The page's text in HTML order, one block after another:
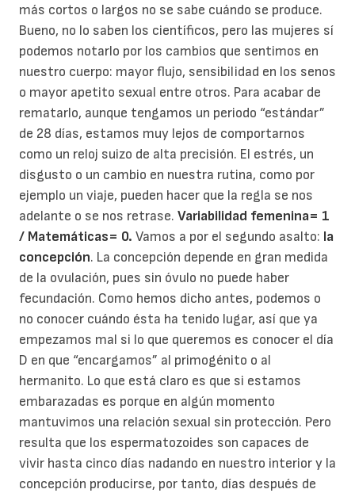
más cortos o largos no se sabe cuándo se produce.
Bueno, no lo saben los científicos, pero las mujeres sí
podemos notarlo por los cambios que sentimos en
nuestro cuerpo: mayor flujo, sensibilidad en los senos
o mayor apetito sexual entre otros. Para acabar de
rematarlo, aunque tengamos un periodo “estándar”
de 28 días, estamos muy lejos de comportarnos
como un reloj suizo de alta precisión. El estrés, un
disgusto o un cambio en nuestra rutina, como por
ejemplo un viaje, pueden hacer que la regla se nos
adelante o se nos retrase. Variabilidad femenina= 1
/ Matemáticas= 0. Vamos a por el segundo asalto: la
concepción. La concepción depende en gran medida
de la ovulación, pues sin óvulo no puede haber
fecundación. Como hemos dicho antes, podemos o
no conocer cuándo ésta ha tenido lugar, así que ya
empezamos mal si lo que queremos es conocer el día
D en que “encargamos” al primogénito o al
hermanito. Lo que está claro es que si estamos
embarazadas es porque en algún momento
mantuvimos una relación sexual sin protección. Pero
resulta que los espermatozoides son capaces de
vivir hasta cinco días nadando en nuestro interior y la
concepción producirse, por tanto, días después de